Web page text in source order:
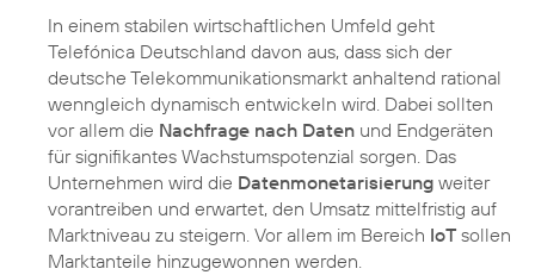
In einem stabilen wirtschaftlichen Umfeld geht
Telefónica Deutschland davon aus, dass sich der
deutsche Telekommunikationsmarkt anhaltend rational
wenngleich dynamisch entwickeln wird. Dabei sollten
vor allem die Nachfrage nach Daten und Endgeräten
für signifikantes Wachstumspotenzial sorgen. Das
Unternehmen wird die Datenmonetarisierung weiter
vorantreiben und erwartet, den Umsatz mittelfristig auf
Marktniveau zu steigern. Vor allem im Bereich IoT sollen
Marktanteile hinzugewonnen werden.